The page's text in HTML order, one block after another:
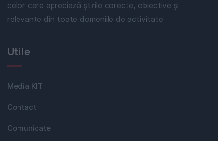
celor care apreciază știrile corecte, obiective și
relevante din toate domeniile de activitate
Utile
Media KIT
Contact
Comunicate